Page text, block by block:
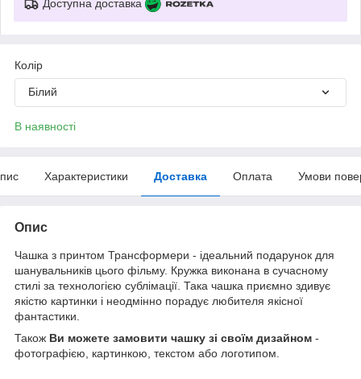
Доступна доставка
Колір
Білий
В наявності
Характеристики Доставка Оплата Умови
Опис
Чашка з принтом Трансформери - ідеальний подарунок для
шанувальників цього фільму. Кружка виконана в сучасному
стилі за технологією сублімації. Така чашка приємно здивує
якістю картинки і неодмінно порадує любителя якісної
фантастики.
Також Ви можете замовити чашку зі своїм дизайном -
фотографією, картинкою, текстом або логотипом.